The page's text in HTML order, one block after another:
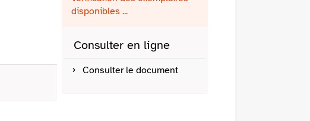
disponibles ...
Consulter en ligne
Consulter le document